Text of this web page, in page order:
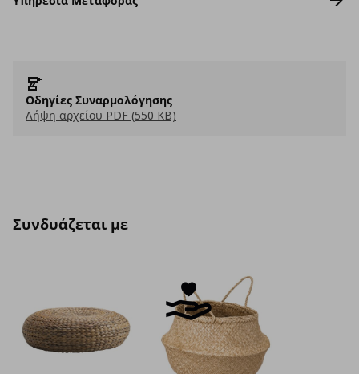
Οδηγίες Συναρμολόγησης
Λήψη αρχείου PDF (550 KB)
Συνδυάζεται με